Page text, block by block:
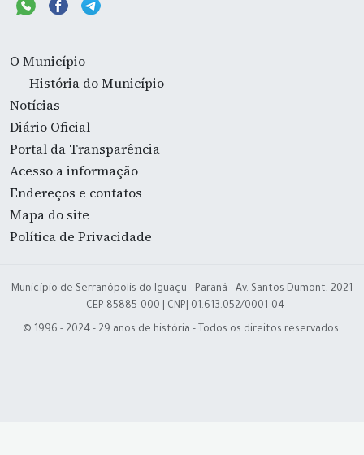
O Município
História do Município
Notícias
Diário Oficial
Portal da Transparência
Acesso a informação
Endereços e contatos
Mapa do site
Política de Privacidade
Município de Serranópolis do Iguaçu - Paraná - Av. Santos Dumont, 2021
- CEP 85885-000 | CNPJ 01.613.052/0001-04
© 1996 - 2024 - 29 anos de história - Todos os direitos reservados.